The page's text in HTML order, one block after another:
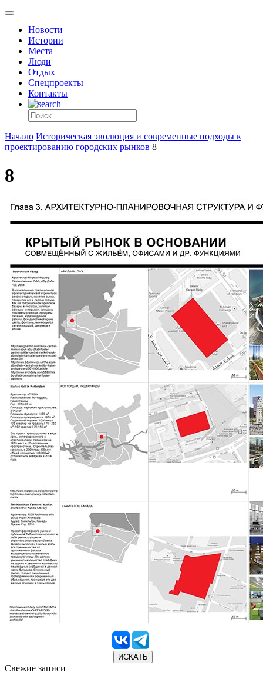
Новости
Истории
Места
Люди
Отдых
Спецпроекты
Контакты
Начало Историческая эволюция и современные подходы к
проектированию городских рынков 8
8
Свежие записи